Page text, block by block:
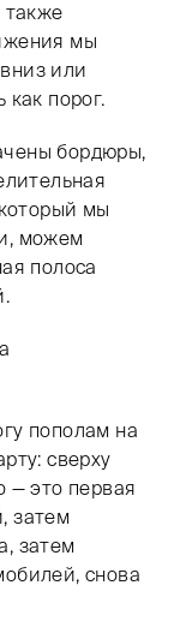
также
мы
или
порог.
бордюры,
мы
можем
полоса
пополам на
сверху
— это первая
затем
затем
снова